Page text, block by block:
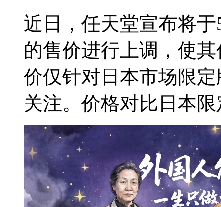
近日，任天堂宣布将
的售价进行上调，使
价仅针对日本市场限
关注。价格对比日本限